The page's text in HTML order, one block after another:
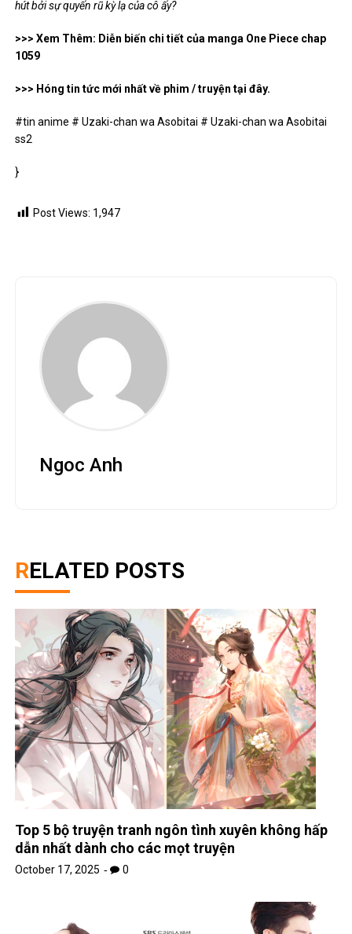
hút bởi sự quyến rũ kỳ lạ của cô ấy?
>>> Xem Thêm: Diễn biến chi tiết của manga One Piece chap
1059
>>> Hóng tin tức mới nhất về phim / truyện tại đây.
#tin anime # Uzaki-chan wa Asobitai # Uzaki-chan wa Asobitai
ss2
}
Post Views: 1,947
Ngoc Anh
RELATED POSTS
Top 5 bộ truyện tranh ngôn tình xuyên không hấp
dẫn nhất dành cho các mọt truyện
October 17, 2025 0